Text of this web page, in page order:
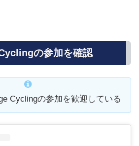
の参加を確認
Cyclingの参加を歓迎している